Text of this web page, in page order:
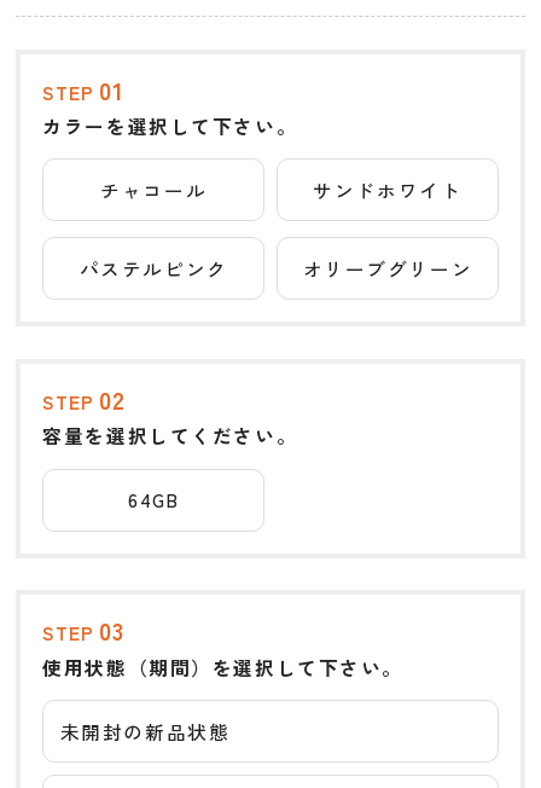
STEP 01
カラーを選択して下さい。
チャコール サンドホワイト
パステルピンク オリーブグリーン
STEP 02
容量を選択してください。
64GB
STEP 03
使用状態（期間）を選択して下さい。
未開封の新品状態